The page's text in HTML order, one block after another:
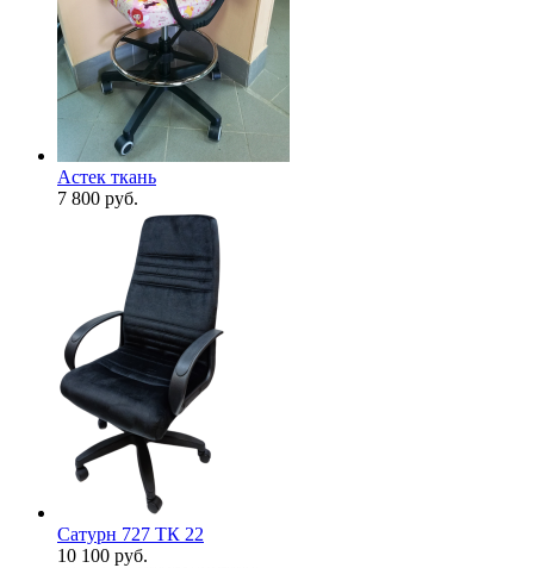
Астек ткань
7 800 руб.
Сатурн 727 ТК 22
10 100 руб.